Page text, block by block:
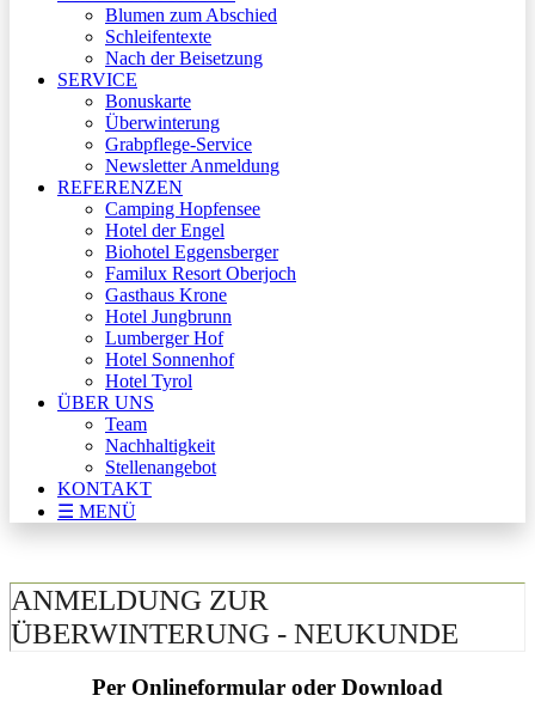
Blumen zum Abschied
Schleifentexte
Nach der Beisetzung
SERVICE
Bonuskarte
Überwinterung
Grabpflege-Service
Newsletter Anmeldung
REFERENZEN
Camping Hopfensee
Hotel der Engel
Biohotel Eggensberger
Familux Resort Oberjoch
Gasthaus Krone
Hotel Jungbrunn
Lumberger Hof
Hotel Sonnenhof
Hotel Tyrol
ÜBER UNS
Team
Nachhaltigkeit
Stellenangebot
KONTAKT
☰ MENÜ
Per Onlineformular oder Download